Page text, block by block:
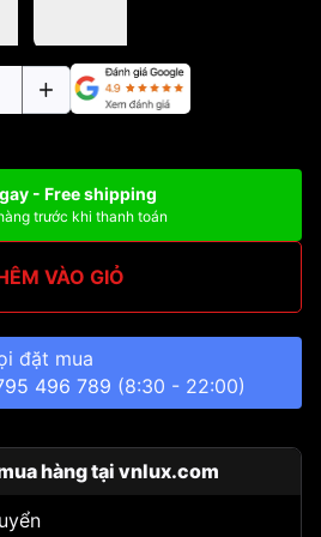
- Free shipping
trước khi thanh toán
VÀO GIỎ
đặt mua
496 789 (8:30 - 22:00)
hàng tại vnlux.com